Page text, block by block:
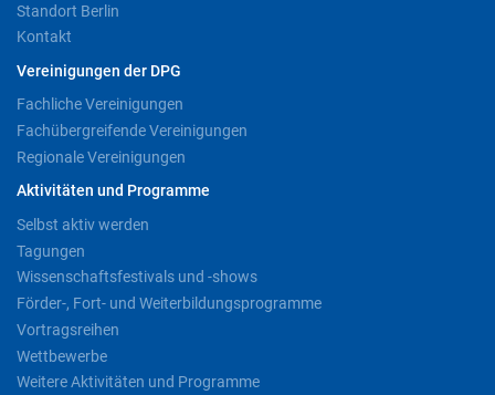
Standort Berlin
Kontakt
Vereinigungen der DPG
Fachliche Vereinigungen
Fachübergreifende Vereinigungen
Regionale Vereinigungen
Aktivitäten und Programme
Selbst aktiv werden
Tagungen
Wissenschaftsfestivals und -shows
Förder-, Fort- und Weiterbildungsprogramme
Vortragsreihen
Wettbewerbe
Weitere Aktivitäten und Programme